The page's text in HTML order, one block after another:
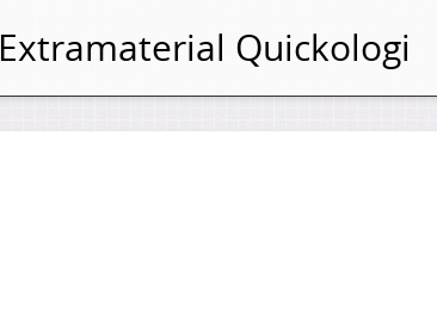
Extramaterial Quickologi